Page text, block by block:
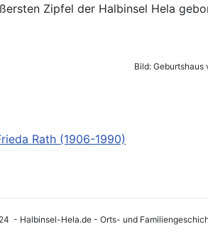
Zipfel der Halbinsel Hela
Bild: Geburtshaus
Rath (1906-1990)
- Halbinsel-Hela.de - Orts- und